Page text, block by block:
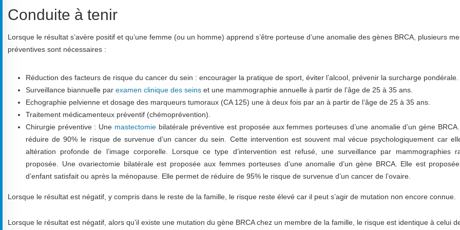
Conduite à tenir
Lorsque le résultat s’avère positif et qu’une femme (ou un homme) apprend s’être porteuse d’une anomalie des gènes BRCA, plusieurs
préventives sont nécessaires :
Réduction des facteurs de risque du cancer du sein : encourager la pratique de sport, éviter l’alcool, prévenir la surcharge pondérale.
Surveillance biannuelle par examen clinique des seins et une mammographie annuelle à partir de l’âge de 25 à 35 ans.
Echographie pelvienne et dosage des marqueurs tumoraux (CA 125) une à deux fois par an à partir de l’âge de 25 à 35 ans.
Traitement médicamenteux préventif (chémoprévention).
Chirurgie préventive : Une mastectomiebilatérale préventive est proposée aux femmes porteuses d’une anomalie d’un gène
réduire de 90% le risque de survenue d’un cancer du sein. Cette intervention est souvent mal vécue psychologiquement car
altération profonde de l’image corporelle. Lorsque ce type d’intervention est refusé, une surveillance par mammographies
proposée. Une ovariectomie bilatérale est proposée aux femmes porteuses d’une anomalie d’un gène BRCA. Elle est
d’enfant satisfait ou après la ménopause. Elle permet de réduire de 95% le risque de survenue d’un cancer de l’ovaire.
Lorsque le résultat est négatif, y compris dans le reste de la famille, le risque reste élevé car il peut s’agir de mutation non encore connue.
Lorsque le résultat est négatif, alors qu’il existe une mutation du gène BRCA chez un membre de la famille, le risque est identique à celui